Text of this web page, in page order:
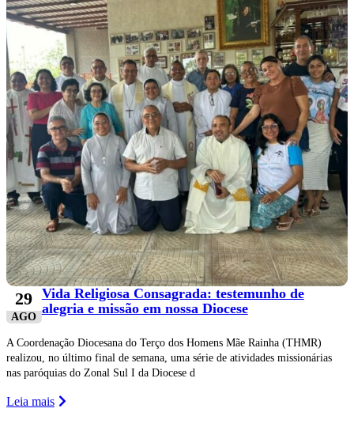
29
AGO
Vida Religiosa Consagrada: testemunho de
alegria e missão em nossa Diocese
A Coordenação Diocesana do Terço dos Homens Mãe Rainha (THMR)
realizou, no último final de semana, uma série de atividades missionárias
nas paróquias do Zonal Sul I da Diocese d
Leia mais